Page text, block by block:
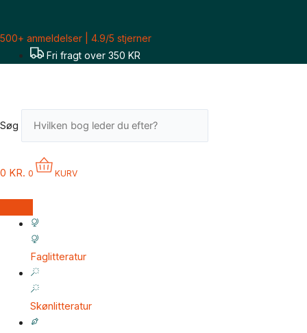
indholdet
500+ anmeldelser | 4.9/5 stjerner
Fri fragt over 350 KR
Søg
0 KR. 0 KURV
Faglitteratur
Skønlitteratur